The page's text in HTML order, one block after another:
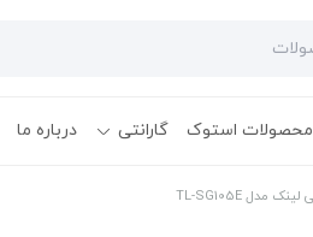
محصولات استوک گارانتی درباره ما